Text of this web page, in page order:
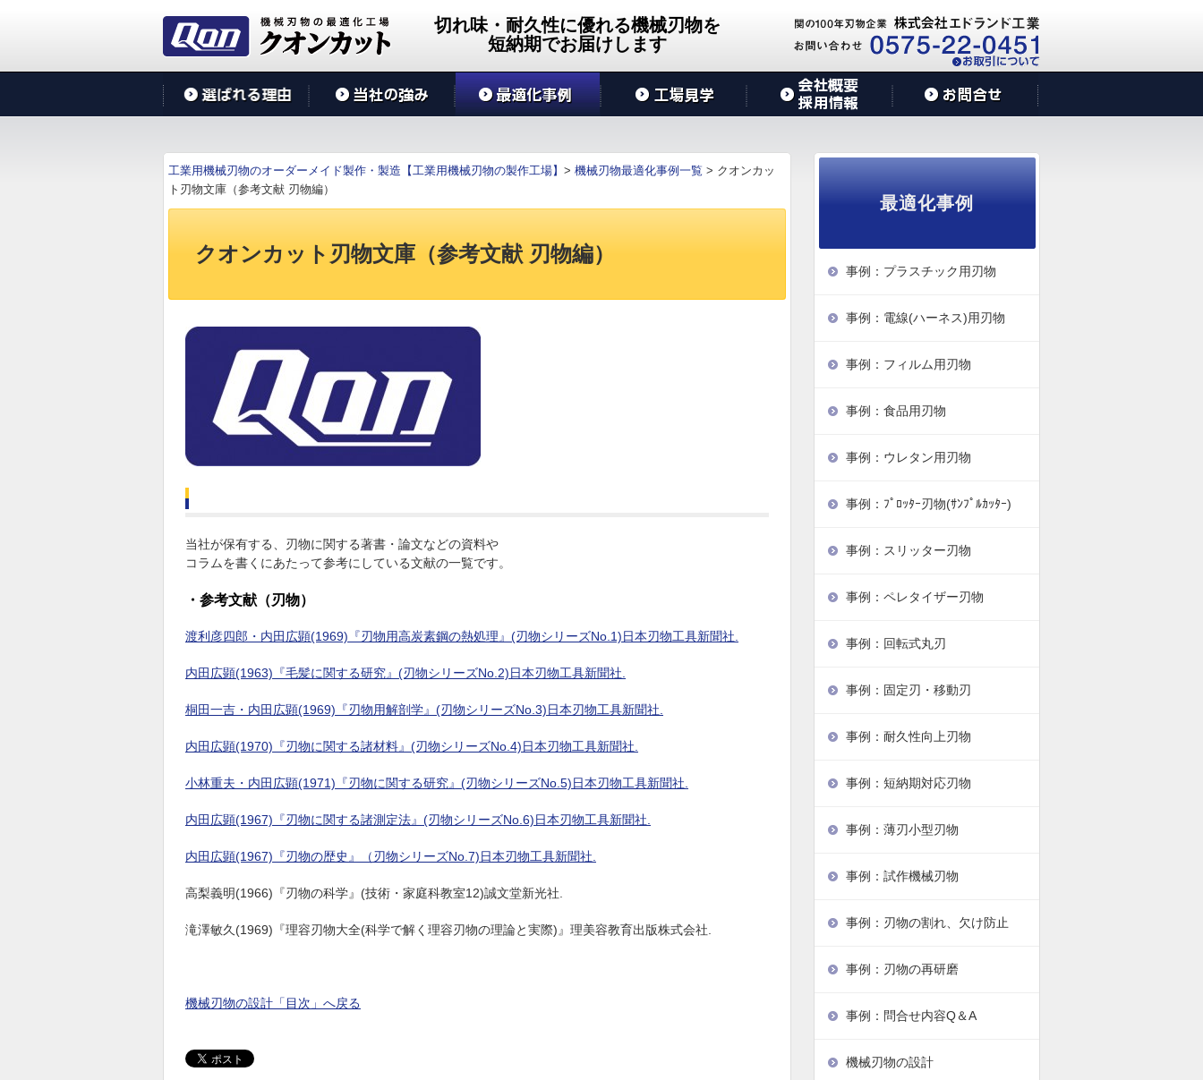
切れ味・耐久性に優れる機械刃物を
短納期でお届けします
工業用機械刃物のオーダーメイド製作・製造【工業用機械刃物の製作工場】 > 機械刃物最適化事例一覧 > クオンカッ
ト刃物文庫（参考文献 刃物編）
クオンカット刃物文庫（参考文献 刃物編）
当社が保有する、刃物に関する著書・論文などの資料や
コラムを書くにあたって参考にしている文献の一覧です。
・参考文献（刃物）
渡利彦四郎・内田広顕(1969)『刃物用高炭素鋼の熱処理』(刃物シリーズNo.1)日本刃物工具新聞社.
内田広顕(1963)『毛髪に関する研究』(刃物シリーズNo.2)日本刃物工具新聞社.
桐田一吉・内田広顕(1969)『刃物用解剖学』(刃物シリーズNo.3)日本刃物工具新聞社.
内田広顕(1970)『刃物に関する諸材料』(刃物シリーズNo.4)日本刃物工具新聞社.
小林重夫・内田広顕(1971)『刃物に関する研究』(刃物シリーズNo.5)日本刃物工具新聞社.
内田広顕(1967)『刃物に関する諸測定法』(刃物シリーズNo.6)日本刃物工具新聞社.
内田広顕(1967)『刃物の歴史』（刃物シリーズNo.7)日本刃物工具新聞社.
高梨義明(1966)『刃物の科学』(技術・家庭科教室12)誠文堂新光社.
滝澤敏久(1969)『理容刃物大全(科学で解く理容刃物の理論と実際)』理美容教育出版株式会社.
機械刃物の設計「目次」へ戻る
最適化事例
事例：プラスチック用刃物
事例：電線(ハーネス)用刃物
事例：フィルム用刃物
事例：食品用刃物
事例：ウレタン用刃物
事例：ﾌﾟﾛｯﾀｰ刃物(ｻﾝﾌﾟﾙｶｯﾀｰ)
事例：スリッター刃物
事例：ペレタイザー刃物
事例：回転式丸刃
事例：固定刃・移動刃
事例：耐久性向上刃物
事例：短納期対応刃物
事例：薄刃小型刃物
事例：試作機械刃物
事例：刃物の割れ、欠け防止
事例：刃物の再研磨
事例：問合せ内容Q＆A
機械刃物の設計